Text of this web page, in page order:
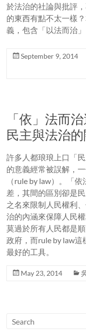
於法治的社論與批評
的東西有點不太一樣
義，包含「以法而治
September 9, 2014
「依」法而
民主與法治
許多人都琅琅上口「
的意義經常被誤解，
（rule by law）。「
差，其間的區別卻是
之名來限制人民權利
治的內涵來保障人民
莫過於所有人民都是
政府，而rule by law
最好的工具。
May 23, 2014